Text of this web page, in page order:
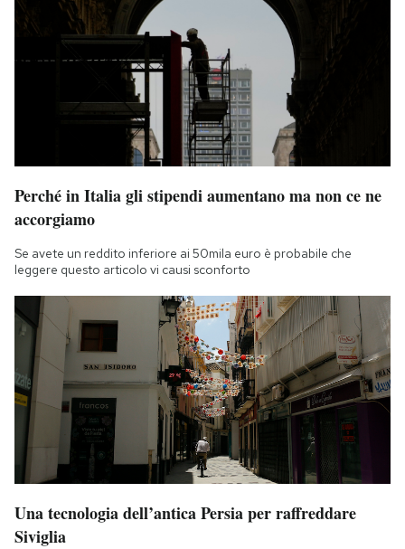
Perché in Italia gli stipendi aumentano ma non ce ne
accorgiamo
Se avete un reddito inferiore ai 50mila euro è probabile che
leggere questo articolo vi causi sconforto
Una tecnologia dell’antica Persia per raffreddare
Siviglia